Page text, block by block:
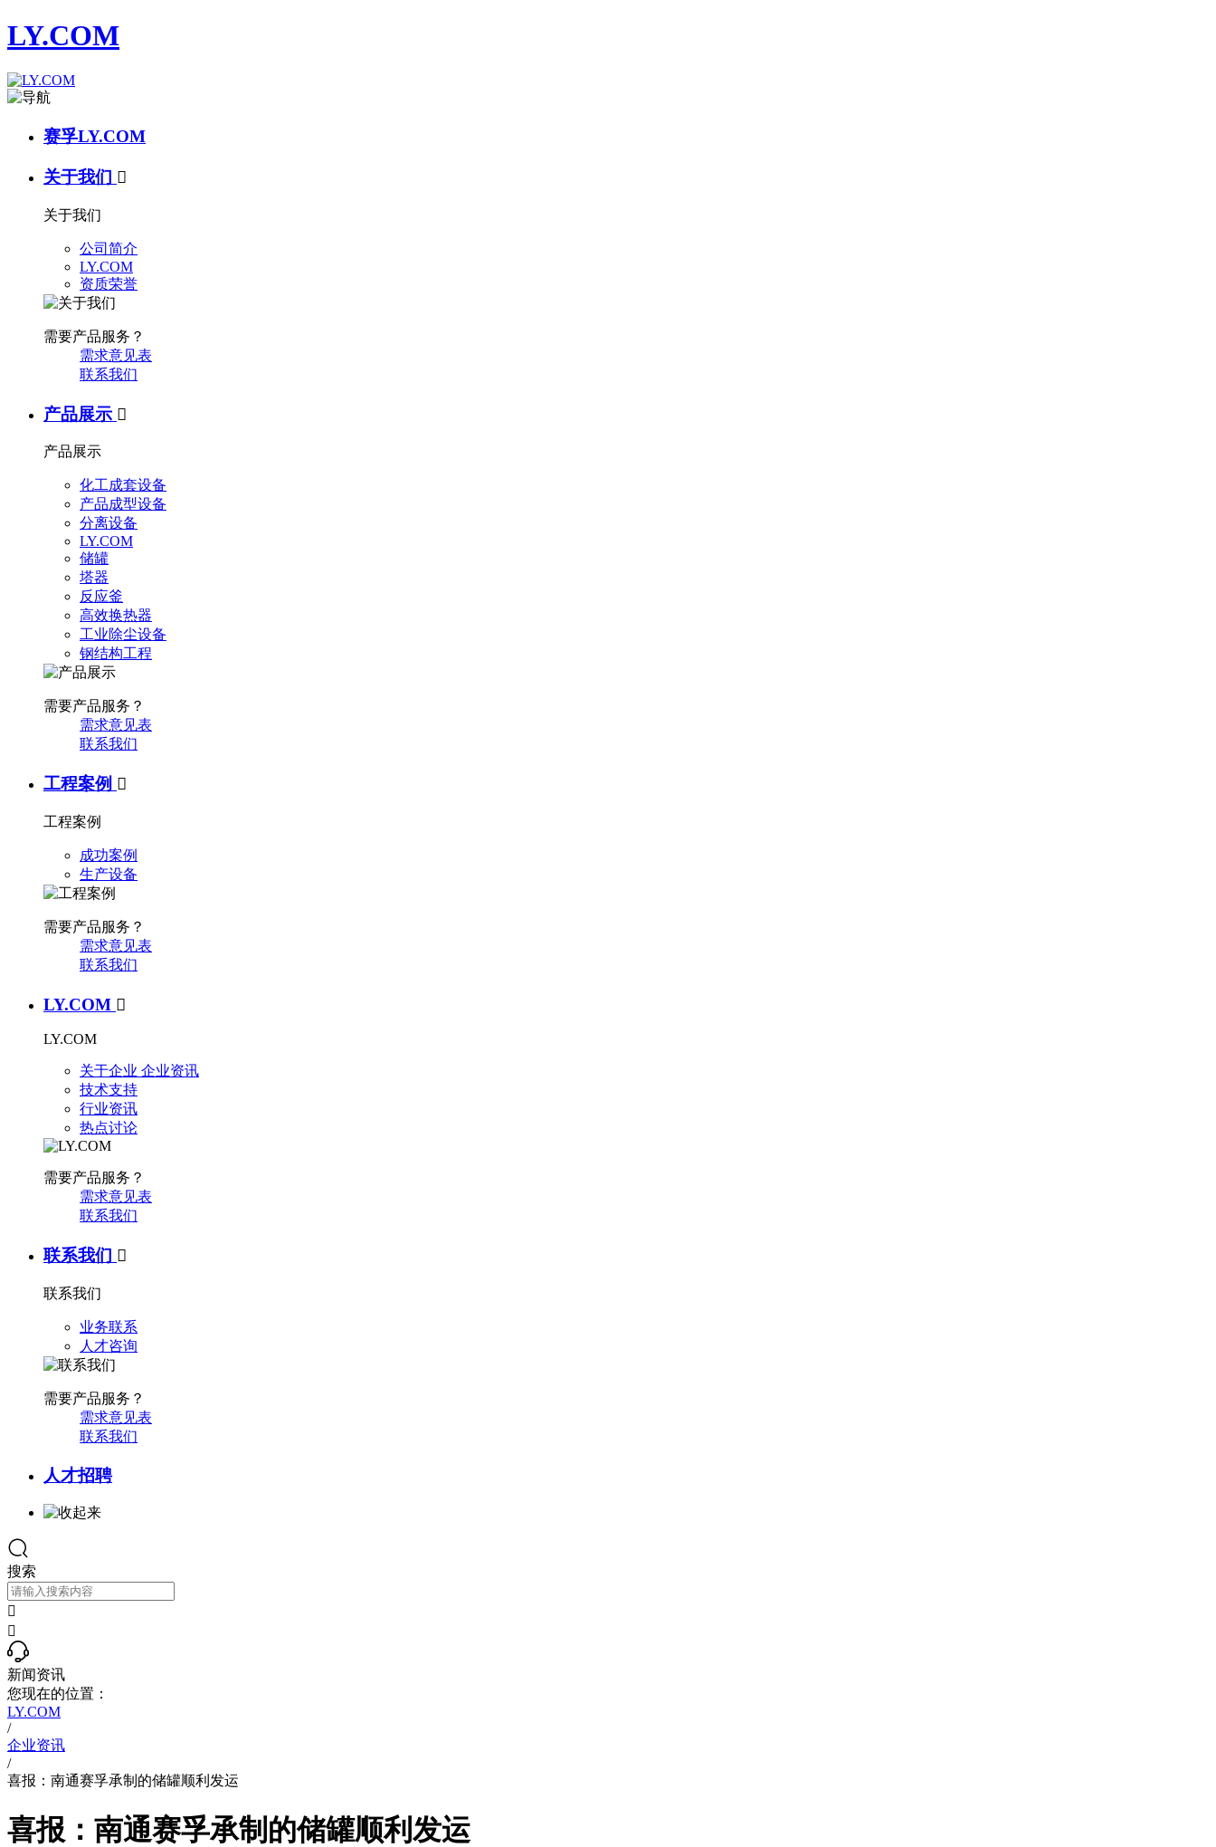
LY.COM
赛孚LY.COM
关于我们 
关于我们
公司简介
LY.COM
资质荣誉
需要产品服务？
需求意见表
联系我们
产品展示 
产品展示
化工成套设备
产品成型设备
分离设备
LY.COM
储罐
塔器
反应釜
高效换热器
工业除尘设备
钢结构工程
需要产品服务？
需求意见表
联系我们
工程案例 
工程案例
成功案例
生产设备
需要产品服务？
需求意见表
联系我们
LY.COM 
LY.COM
关于企业 企业资讯
技术支持
行业资讯
热点讨论
需要产品服务？
需求意见表
联系我们
联系我们 
联系我们
业务联系
人才咨询
需要产品服务？
需求意见表
联系我们
人才招聘
搜索


新闻资讯
您现在的位置：
LY.COM
/
企业资讯
/
喜报：南通赛孚承制的储罐顺利发运
喜报：南通赛孚承制的储罐顺利发运